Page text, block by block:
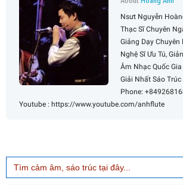
Nsưt Nguyễn
Thạc Sĩ Chuyên
Giảng Dạy
Nghệ Sĩ Ưu Tú,
Âm Nhạc Quốc
Giải Nhất Sáo
Phone:
Youtube : https://www.youtube.com/anhflute
Search
for: